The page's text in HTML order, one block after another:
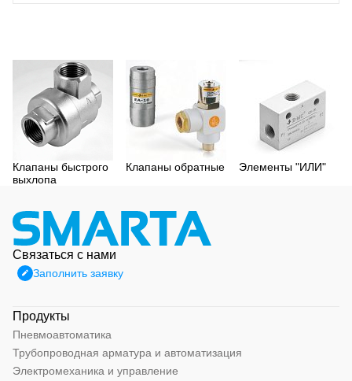
Клапаны быстрого
выхлопа
Клапаны обратные Элементы "ИЛИ"
Связаться с нами
Заполнить заявку
Продукты
Пневмоавтоматика
Трубопроводная арматура и автоматизация
Электромеханика и управление